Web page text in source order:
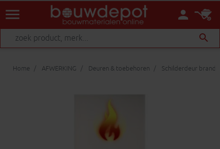
person
menu
search
Home AFWERKING Deuren & toebehoren Schilderdeur